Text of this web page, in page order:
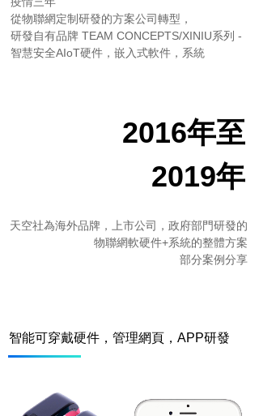
從物聯網定制研發的方案公司轉型，
研發自有品牌 TEAM CONCEPTS/XINIU系列 -
智慧安全AIoT硬件，嵌入式軟件，系統
2016年至
2019年
天空社為海外品牌，上市公司，政府部門研發的
物聯網軟硬件+系統的整體方案
部分案例分享
智能可穿戴硬件，管理網頁，APP研發